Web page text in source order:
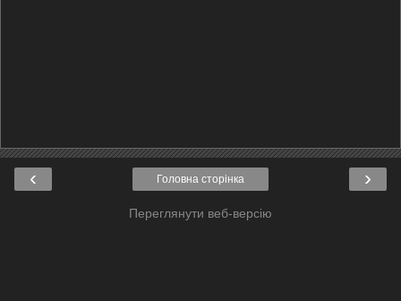
‹ ›
Головна сторінка
Переглянути веб-версію